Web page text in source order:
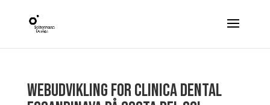
Webudvikling for Clinica Dental